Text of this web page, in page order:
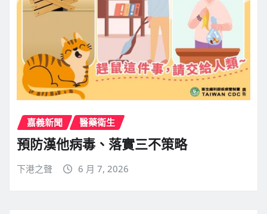
嘉義新聞 醫藥衛生
預防漢他病毒、落實三不策略
下港之聲 6 月 7, 2026